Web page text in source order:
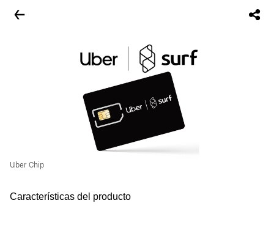
Uber Chip
Características del producto